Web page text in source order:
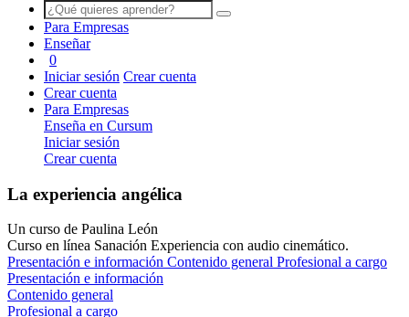
Para Empresas
Enseñar
0
Iniciar sesión Crear cuenta
Crear cuenta
Para Empresas
Enseña en Cursum
Iniciar sesión
Crear cuenta
La experiencia angélica
Un curso de Paulina León
Curso en línea Sanación Experiencia con audio cinemático.
Presentación e información Contenido general Profesional a cargo
Presentación e información
Contenido general
Profesional a cargo